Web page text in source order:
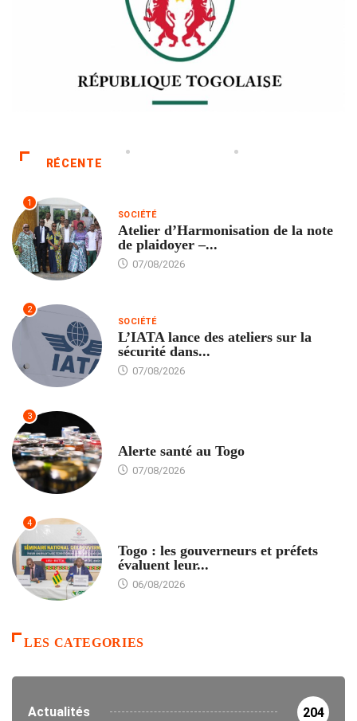
RÉCENTE
1
SOCIÉTÉ
Atelier d’Harmonisation de la note
de plaidoyer –...
07/08/2026
2
SOCIÉTÉ
L’IATA lance des ateliers sur la
sécurité dans...
07/08/2026
3
Alerte santé au Togo
07/08/2026
4
Togo : les gouverneurs et préfets
évaluent leur...
06/08/2026
LES CATEGORIES
Actualités 204